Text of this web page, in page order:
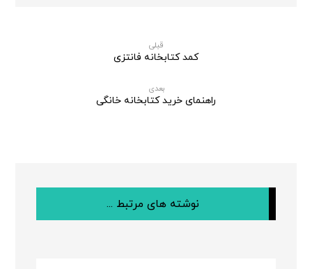
قبلی
کمد کتابخانه فانتزی
بعدی
راهنمای خرید کتابخانه خانگی
نوشته های مرتبط ...